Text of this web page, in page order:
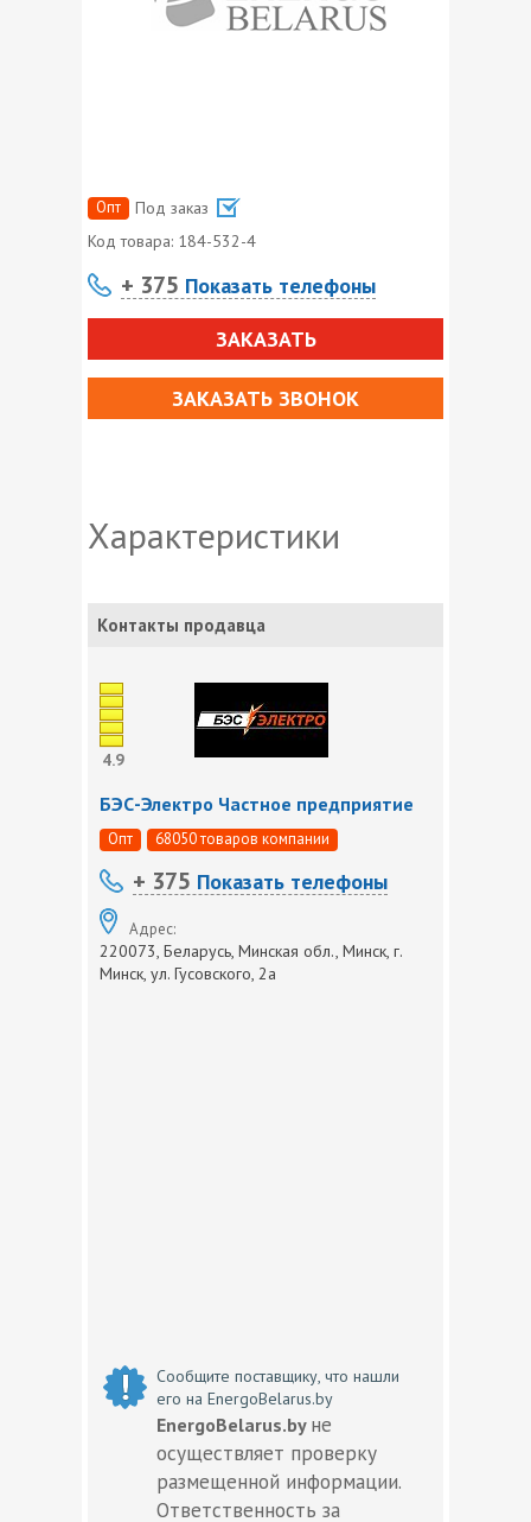
Опт
Под заказ
Код товара: 184-532-4
+ 375 Показать телефоны
ЗАКАЗАТЬ
ЗАКАЗАТЬ ЗВОНОК
Характеристики
Контакты продавца
4.9
БЭС-Электро Частное предприятие
Опт 68050 товаров компании
+ 375 Показать телефоны
Адрес:
220073, Беларусь, Минская обл., Минск, г.
Минск, ул. Гусовского, 2а
Сообщите поставщику, что нашли
его на EnergoBelarus.by
EnergoBelarus.by не
осуществляет проверку
размещенной информации.
Ответственность за